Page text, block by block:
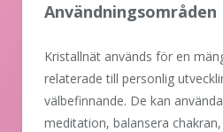
Användningsområden
Kristallnät används för en
relaterade till personlig
välbefinnande. De kan
meditation, balansera